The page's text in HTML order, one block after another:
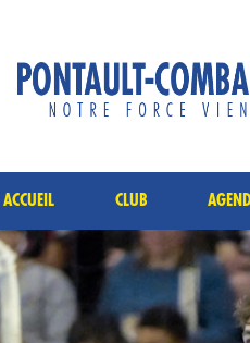
ACCUEIL CLUB